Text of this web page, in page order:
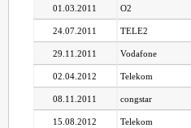
01.03.2011 O2
24.07.2011 TELE2
29.11.2011 Vodafone
02.04.2012 Telekom
08.11.2011 congstar
15.08.2012 Telekom